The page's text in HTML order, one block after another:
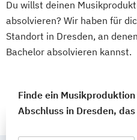
Du willst deinen
absolvieren? Wir haben für
Standort in Dresden, an
Bachelor absolvieren kannst.
Finde ein
Abschluss in Dresden,